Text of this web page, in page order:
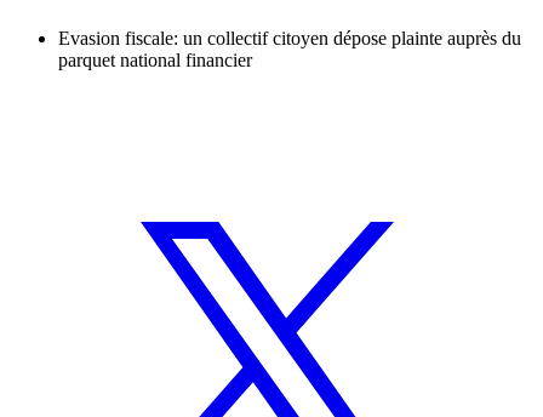
Evasion fiscale: un collectif citoyen dépose plainte auprès du
parquet national financier